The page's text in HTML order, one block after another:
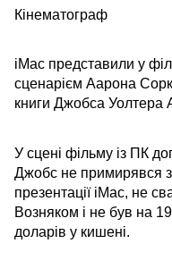
Кінематограф
iMac представили у
сценарієм Аарона
книги Джобса Уолтера
У сцені фільму із ПК
Джобс не примирявся
презентації iMac, не
Возняком і не був на
доларів у кишені.